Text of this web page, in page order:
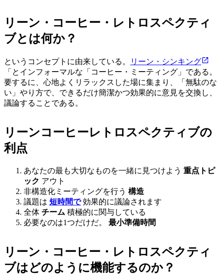
リーン・コーヒー・レトロスペクティ
ブとは何か？
というコンセプトに由来している。
リーン・シンキング
「とインフォーマルな「コーヒー・ミーティング」である。
要するに、心地よくリラックスした場に集まり、「無駄のな
い」やり方で、できるだけ簡潔かつ効果的に意見を交換し、
議論することである。
リーンコーヒーレトロスペクティブの
利点
あなたの最も大切なものを一緒に見つけよう 重点トピ
ック アウト
非構造化ミーティングを行う 構造
議題は 短時間で効果的に議論されます
全体 チーム 積極的に関与している
必要なのは1つだけだ。 最小準備時間
リーン・コーヒー・レトロスペクティ
ブはどのように機能するのか？